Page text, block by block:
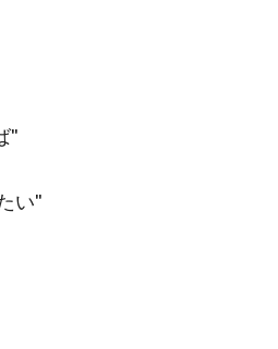
"
い"